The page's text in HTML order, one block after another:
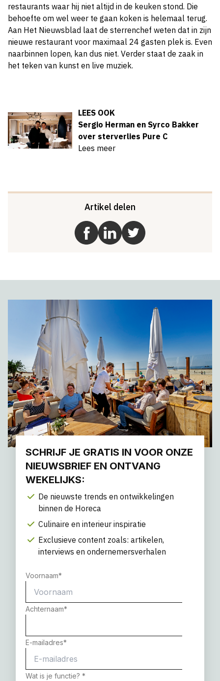
restaurants waar hij niet altijd in de keuken stond. Die
behoefte om wel weer te gaan koken is helemaal terug.
Aan Het Nieuwsblad laat de sterrenchef weten dat in zijn
nieuwe restaurant voor maximaal 24 gasten plek is. Even
naarbinnen lopen, kan dus niet. Verder staat de zaak in
het teken van kunst en live muziek.
LEES OOK
Sergio Herman en Syrco Bakker
over sterverlies Pure C
Lees meer
Artikel delen
SCHRIJF JE GRATIS IN VOOR ONZE
NIEUWSBRIEF EN ONTVANG
WEKELIJKS:
De nieuwste trends en ontwikkelingen
binnen de Horeca
Culinaire en interieur inspiratie
Exclusieve content zoals: artikelen,
interviews en ondernemersverhalen
Voornaam*
Achternaam*
E-mailadres*
Wat is je functie? *